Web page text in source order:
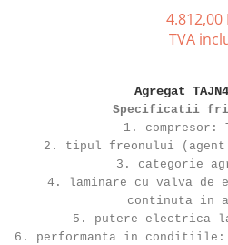
Ventilatoare EbmPapst
Ventilatoare WEIGUANG
Ventilatoare turbina
VENTILATOARE AXIALE
Compresoare Cubigel R134a
Compresoare Cubigel R404a
4.812,00
TVA
Agregat
Specificatii
1. compresor:
2. tipul freonului
3. categorie
4. laminare cu valva de
continuta in
5. putere electrica la
6. performanta in conditiile: